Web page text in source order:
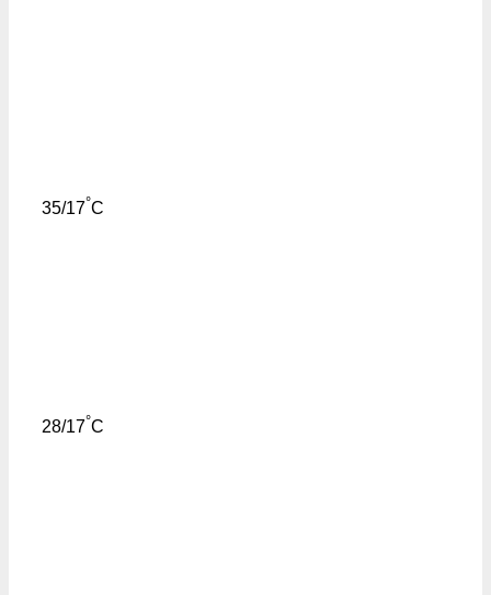
35/17°C
28/17°C